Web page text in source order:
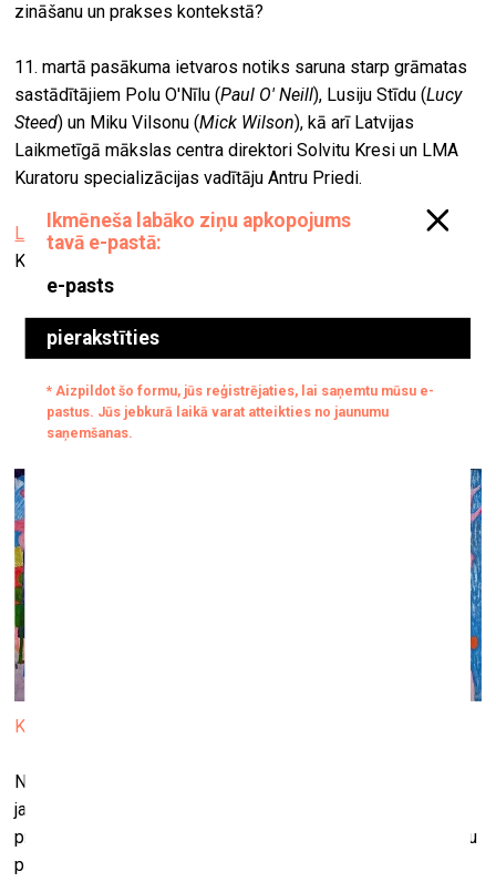
zināšanu un prakses kontekstā?
11. martā pasākuma ietvaros notiks saruna starp grāmatas
sastādītājiem Polu O'Nīlu (Paul O' Neill), Lusiju Stīdu (Lucy
Steed) un Miku Vilsonu (Mick Wilson), kā arī Latvijas
Laikmetīgā mākslas centra direktori Solvitu Kresi un LMA
Kuratoru specializācijas vadītāju Antru Priedi.
Latvijas Mākslas akadēmija
Kalpaka bulvāris 13, Rīga
Galerijā “Māksla XO”
Kristaps Zariņš. Arkādija. 2019, audekls, eļļa, 300 x 600 cm
No 12.marta līdz 9 aprīlim galerijā “Māksla XO” skatāma
jaunākā Kristapa Zariņa izstāde “Laiks. Telpa. Apziņa”. “Tā
pret skatītāju ir pavērsusi spoguli, kas atklāj sarežģīto mūsu
pasaules kārtību un tās daudzslāņaino saturu, vienlaicīgi